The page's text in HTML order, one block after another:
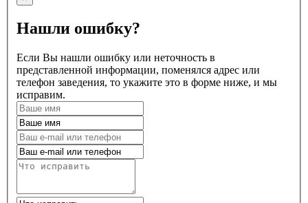
Нашли ошибку?
Если Вы нашли ошибку или неточность в
представленной информации, поменялся адрес или
телефон заведения, то укажите это в форме ниже, и мы
исправим.